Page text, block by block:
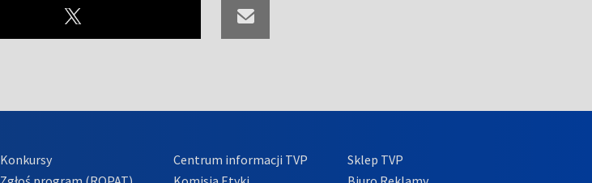
Konkursy
Centrum informacji TVP
Sklep TVP